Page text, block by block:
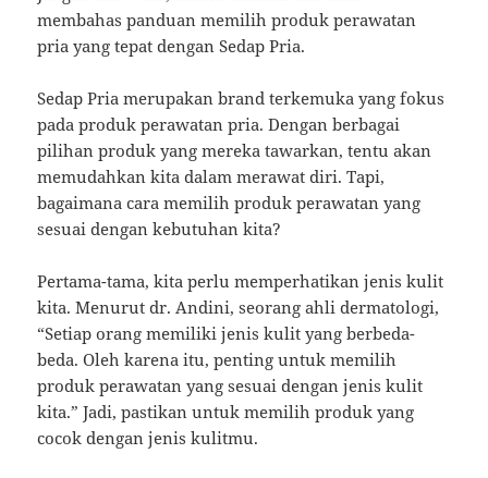
membahas panduan memilih produk perawatan
pria yang tepat dengan Sedap Pria.
Sedap Pria merupakan brand terkemuka yang fokus
pada produk perawatan pria. Dengan berbagai
pilihan produk yang mereka tawarkan, tentu akan
memudahkan kita dalam merawat diri. Tapi,
bagaimana cara memilih produk perawatan yang
sesuai dengan kebutuhan kita?
Pertama-tama, kita perlu memperhatikan jenis kulit
kita. Menurut dr. Andini, seorang ahli dermatologi,
“Setiap orang memiliki jenis kulit yang berbeda-
beda. Oleh karena itu, penting untuk memilih
produk perawatan yang sesuai dengan jenis kulit
kita.” Jadi, pastikan untuk memilih produk yang
cocok dengan jenis kulitmu.